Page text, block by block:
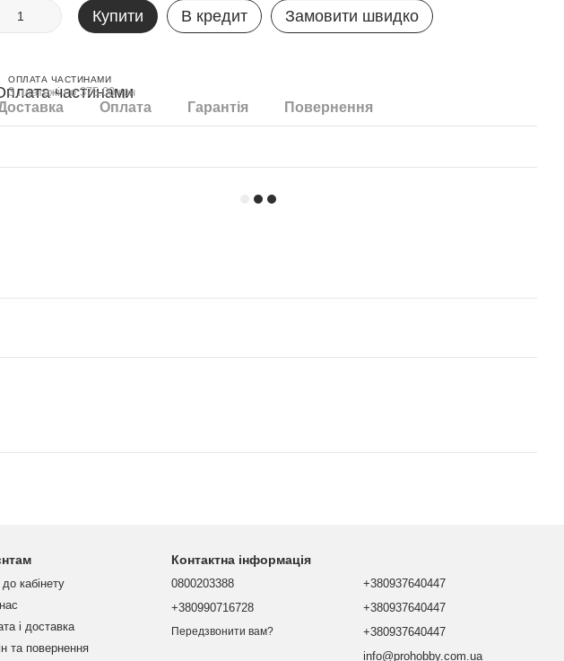
Купити В кредит Замовити швидко
ОПЛАТА ЧАСТИНАМИ
3 платежі по 375.00 грн
Оплата Гарантія Повернення
до кабінету
і доставка
та повернення
Контактна інформація
0800203388
+380990716728
Передзвонити вам?
+380937640447
+380937640447
+380937640447
info@prohobby.com.ua